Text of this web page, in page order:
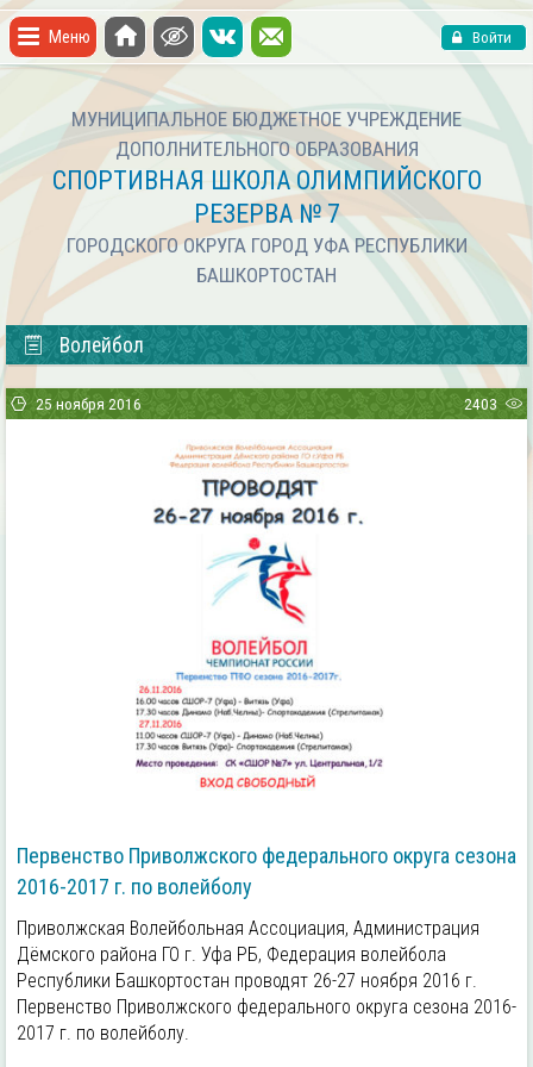
Меню Войти
МУНИЦИПАЛЬНОЕ БЮДЖЕТНОЕ УЧРЕЖДЕНИЕ
ДОПОЛНИТЕЛЬНОГО ОБРАЗОВАНИЯ
СПОРТИВНАЯ ШКОЛА ОЛИМПИЙСКОГО
РЕЗЕРВА № 7
ГОРОДСКОГО ОКРУГА ГОРОД УФА РЕСПУБЛИКИ
БАШКОРТОСТАН
Волейбол
25 ноября 2016 2403
Первенство Приволжского федерального округа сезона
2016-2017 г. по волейболу
Приволжская Волейбольная Ассоциация, Администрация
Дёмского района ГО г. Уфа РБ, Федерация волейбола
Республики Башкортостан проводят 26-27 ноября 2016 г.
Первенство Приволжского федерального округа сезона 2016-
2017 г. по волейболу.